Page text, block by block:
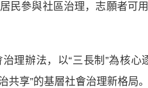
民參與社區治理，志願者可
辦法，以“三長制”為核心
享”的基層社會治理新格局。